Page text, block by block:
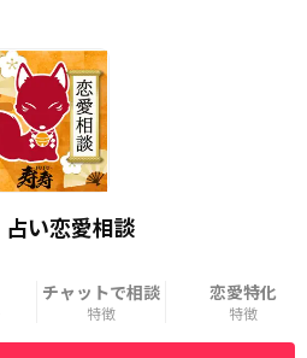
い恋愛相談
チャットで相談
特徴
恋愛特化
特徴